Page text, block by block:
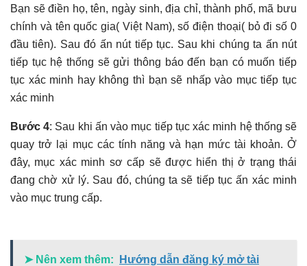
Bạn sẽ điền họ, tên, ngày sinh, địa chỉ, thành phố, mã bưu
chính và tên quốc gia( Việt Nam), số điện thoại( bỏ đi số 0
đầu tiên). Sau đó ấn nút tiếp tục. Sau khi chúng ta ấn nút
tiếp tục hệ thống sẽ gửi thông báo đến bạn có muốn tiếp
tục xác minh hay không thì bạn sẽ nhấp vào mục tiếp tục
xác minh
Bước 4: Sau khi ấn vào mục tiếp tục xác minh hệ thống sẽ
quay trở lại mục các tính năng và hạn mức tài khoản. Ở
đây, mục xác minh sơ cấp sẽ được hiển thị ở trạng thái
đang chờ xử lý. Sau đó, chúng ta sẽ tiếp tục ấn xác minh
vào mục trung cấp.
➤ Nên xem thêm:
Hướng dẫn đăng ký mở tài